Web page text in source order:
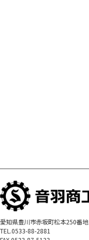
愛知県豊川市赤坂町松本250番地
TEL.0533-88-2881